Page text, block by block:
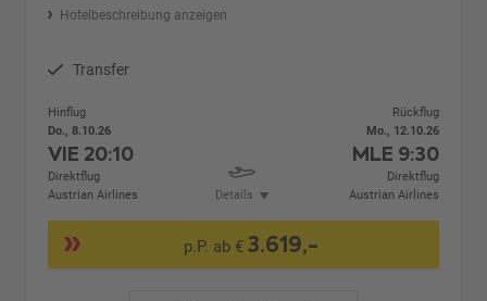
Hotelbeschreibung anzeigen
Transfer
Hinflug
Do., 8.10.26
VIE 20:10
Direktflug
Austrian Airlines
Details
Rückflug
Mo., 12.10.26
MLE 9:30
Direktflug
Austrian Airlines
p.P. ab €3.619,-